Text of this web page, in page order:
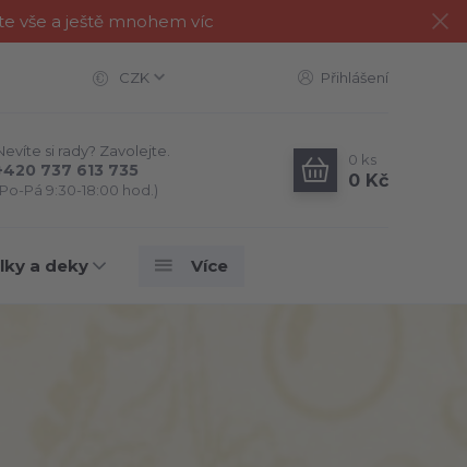
vše a ještě mnohem víc
CZK Přihlášení
si rady? Zavolejte.
737 613 735
Pá 9:30-18:00 hod.)
0 ks
0 Kč
a deky Více